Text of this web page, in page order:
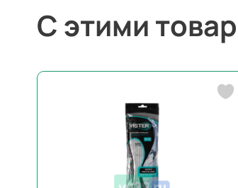
С этими